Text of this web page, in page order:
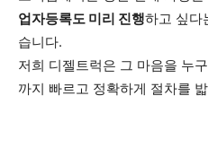
업자등록도 미리 진행하고 싶다
습니다.
저희 디젤트럭은 그 마음을 누
까지 빠르고 정확하게 절차를